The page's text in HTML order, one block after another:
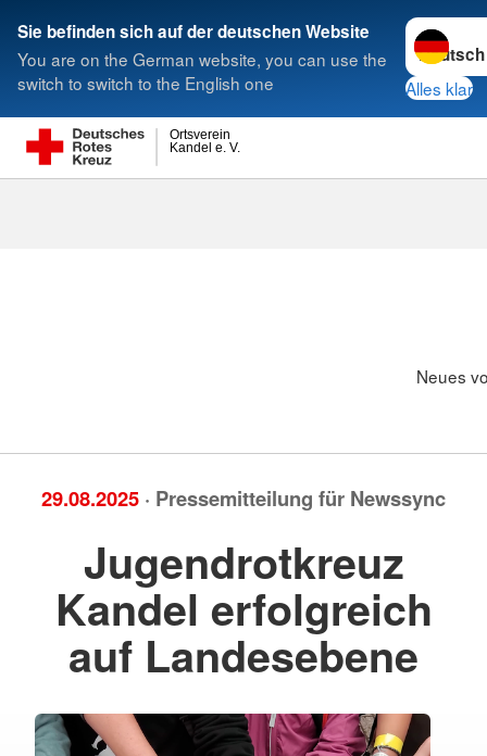
Sie befinden sich auf der deutschen Website
You are on the German website, you can use the
switch to switch to the English one
Sprache
Alles klar
Kandel e. V.
Ortsverein
Suche
Neues
29.08.2025 · Pressemitteilung für Newssync
Jugendrotkreuz
Kandel erfolgreich
auf Landesebene